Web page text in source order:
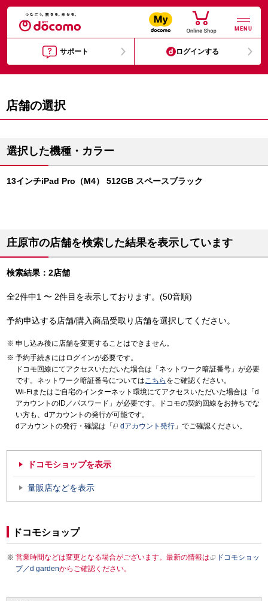
MENU
サポート ログインする
店舗の選択
選択した機種・カラー
13インチiPad Pro（M4） 512GB スペースブラック
庄原市の店舗を検索した結果を表示しています
検索結果：2店舗
全2件中1 〜 2件目を表示しております。(50音順)
予約申込する店舗/購入商品受取り店舗を選択してください。
申し込み後に店舗を変更することはできません。
予約手続きにはログインが必要です。
ドコモ回線にてアクセスいただいた場合は「ネットワーク暗証番号」が必要
です。ネットワーク暗証番号についてはこちら をご確認ください。
Wi-Fiまたはご自宅のインターネット環境にてアクセスいただいた場合は「d
アカウントのID／パスワード」が必要です。ドコモの契約回線をお持ちでな
い方も、dアカウントの発行が可能です。
dアカウントの発行・確認は「
dアカウント発行 」でご確認ください。
ドコモショップを表示
量販店などを表示
ドコモショップ
営業時間などは変更となる場合がございます。最新の情報は
ドコモショッ
プ／d gardenからご確認ください。